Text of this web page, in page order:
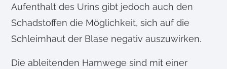
Aufenthalt des Urins gibt jedoch auch den
Schadstoffen die Möglichkeit, sich auf die
Schleimhaut der Blase negativ auszuwirken.
Die ableitenden Harnwege sind mit einer